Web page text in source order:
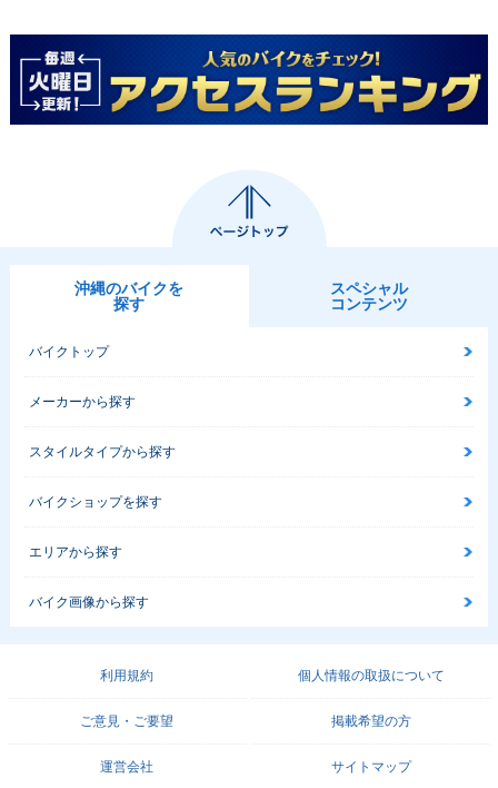
2009年 JOG・カラ
ーチェンジ
2009年 JOG 2008年 JOG
モデルチェンジ
OG
ーチェンジ
2004年 リモコンJ
OG・フルモデルチ
沖縄のバイクを
探す
スペシャル
コンテンツ
バイクトップ
メーカーから探す
スタイルタイプから探す
バイクショップを探す
エリアから探す
バイク画像から探す
利用規約 個人情報の取扱について
ご意見・ご要望 掲載希望の方
運営会社 サイトマップ